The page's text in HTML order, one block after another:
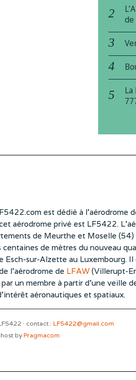
est dédié à l’aérodrome
aérodrome privé est LF5422.
de Meurthe et Moselle
centaines de mètres du nouveau
Esch-sur-Alzette au Luxembourg.
l’aérodrome de LFAW(Villerupt-
un membre à partir d’une veille
aéronautiques et spatiaux.
· contact : LF5422@gmail.com
byPragmacom